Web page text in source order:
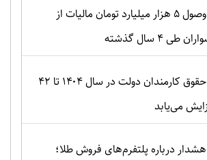
وصول ۵ هزار میلیارد تومان مالیات از
۴ سال گذشته
حقوق کارمندان دولت در سال ۱۴۰۴ تا ۴۲
می‌یابد
هشدار درباره پلتفرم‌های فروش طلا؛